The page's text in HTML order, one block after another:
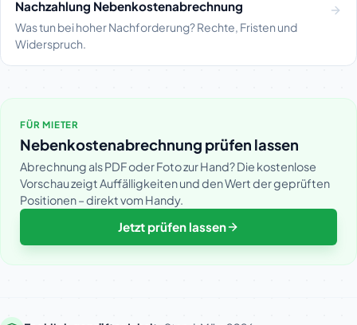
Nachzahlung Nebenkostenabrechnung
Was tun bei hoher Nachforderung? Rechte, Fristen und
Widerspruch.
FÜR MIETER
Nebenkostenabrechnung prüfen lassen
Abrechnung als PDF oder Foto zur Hand? Die kostenlose
Vorschau zeigt Auffälligkeiten und den Wert der geprüften
Positionen – direkt vom Handy.
Jetzt prüfen lassen